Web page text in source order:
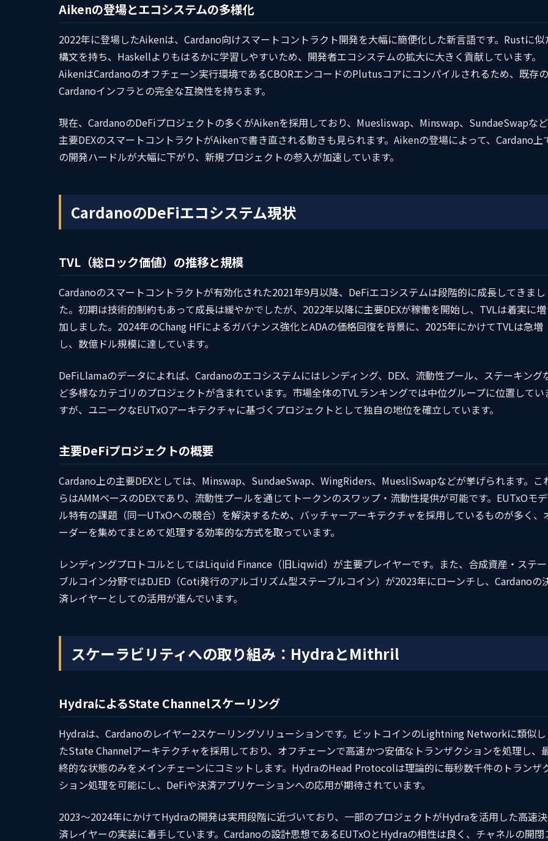
Aikenの登場とエコシステムの多様化
2022年に登場したAikenは、Cardano向けスマートコントラクト開発を大幅に簡便化した新言語です。Rustに似
構文を持ち、Haskellよりもはるかに学習しやすいため、開発者エコシステムの拡大に大きく貢献しています。
AikenはCardanoのオフチェーン実行環境であるCBORエンコードのPlutusコアにコンパイルされるため、既存の
Cardanoインフラとの完全な互換性を持ちます。
現在、CardanoのDeFiプロジェクトの多くがAikenを採用しており、Muesliswap、Minswap、SundaeSwapなど
主要DEXのスマートコントラクトがAikenで書き直される動きも見られます。Aikenの登場によって、Cardano上
の開発ハードルが大幅に下がり、新規プロジェクトの参入が加速しています。
CardanoのDeFiエコシステム現状
TVL（総ロック価値）の推移と規模
Cardanoのスマートコントラクトが有効化された2021年9月以降、DeFiエコシステムは段階的に成長してきまし
た。初期は技術的制約もあって成長は緩やかでしたが、2022年以降に主要DEXが稼働を開始し、TVLは着実に増
加しました。2024年のChang HFによるガバナンス強化とADAの価格回復を背景に、2025年にかけてTVLは急増
し、数億ドル規模に達しています。
DeFiLlamaのデータによれば、Cardanoのエコシステムにはレンディング、DEX、流動性プール、ステーキング
ど多様なカテゴリのプロジェクトが含まれています。市場全体のTVLランキングでは中位グループに位置してい
すが、ユニークなEUTxOアーキテクチャに基づくプロジェクトとして独自の地位を確立しています。
主要DeFiプロジェクトの概要
Cardano上の主要DEXとしては、Minswap、SundaeSwap、WingRiders、MuesliSwapなどが挙げられます。こ
らはAMMベースのDEXであり、流動性プールを通じてトークンのスワップ・流動性提供が可能です。EUTxOモデ
ル特有の課題（同一UTxOへの競合）を解決するため、バッチャーアーキテクチャを採用しているものが多く、
ーダーを集めてまとめて処理する効率的な方式を取っています。
レンディングプロトコルとしてはLiquid Finance（旧Liqwid）が主要プレイヤーです。また、合成資産・ステー
ブルコイン分野ではDJED（Coti発行のアルゴリズム型ステーブルコイン）が2023年にローンチし、Cardanoの
済レイヤーとしての活用が進んでいます。
スケーラビリティへの取り組み：HydraとMithril
HydraによるState Channelスケーリング
Hydraは、Cardanoのレイヤー2スケーリングソリューションです。ビットコインのLightning Networkに類似し
たState Channelアーキテクチャを採用しており、オフチェーンで高速かつ安価なトランザクションを処理し、
終的な状態のみをメインチェーンにコミットします。HydraのHead Protocolは理論的に毎秒数千件のトランザ
ション処理を可能にし、DeFiや決済アプリケーションへの応用が期待されています。
2023〜2024年にかけてHydraの開発は実用段階に近づいており、一部のプロジェクトがHydraを活用した高速決
済レイヤーの実装に着手しています。Cardanoの設計思想であるEUTxOとHydraの相性は良く、チャネルの開閉